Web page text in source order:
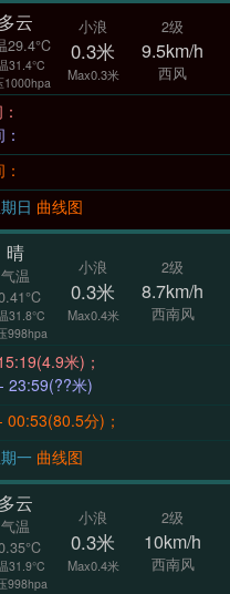
多云
29.4°C
31.4°C
1000hpa
小浪
0.3米
Max0.3米
2级
9.5km/h
西风
星期日 曲线图
晴
气温
31.8°C
998hpa
小浪
0.3米
Max0.4米
2级
8.7km/h
西南风
- 15:19(4.9米)；
15:19 - 23:59(??米)
分)；
星期一 曲线图
多云
气温
31.9°C
998hpa
小浪
0.3米
Max0.4米
2级
10km/h
西南风